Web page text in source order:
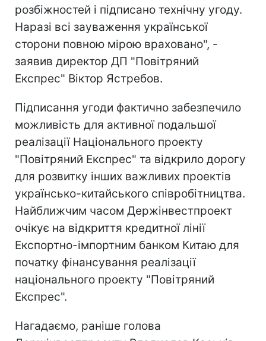
розбіжностей і підписано технічну угоду.
Наразі всі зауваження української
сторони повною мірою враховано", -
заявив директор ДП "Повітряний
Експрес" Віктор Ястребов.
Підписання угоди фактично забезпечило
можливість для активної подальшої
реалізації Національного проекту
"Повітряний Експрес" та відкрило дорогу
для розвитку інших важливих проектів
українсько-китайського співробітництва.
Найближчим часом Держінвестпроект
очікує на відкриття кредитної лінії
Експортно-імпортним банком Китаю для
початку фінансування реалізації
національного проекту "Повітряний
Експрес".
Нагадаємо, раніше голова